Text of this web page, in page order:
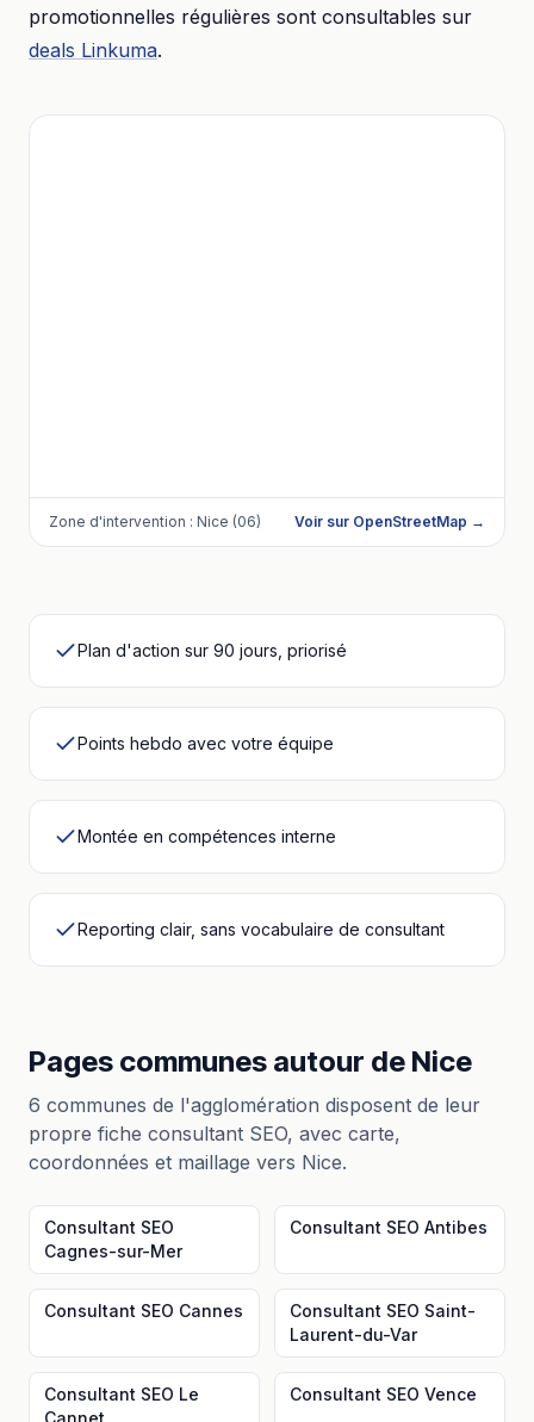
promotionnelles régulières sont consultables sur
deals Linkuma.
Zone d'intervention : Nice (06) Voir sur OpenStreetMap →
Plan d'action sur 90 jours, priorisé
Points hebdo avec votre équipe
Montée en compétences interne
Reporting clair, sans vocabulaire de consultant
Pages communes autour de Nice
6 communes de l'agglomération disposent de leur
propre fiche consultant SEO, avec carte,
coordonnées et maillage vers Nice.
Consultant SEO
Cagnes-sur-Mer
Consultant SEO Antibes
Consultant SEO Cannes Consultant SEO Saint-
Laurent-du-Var
Consultant SEO Le
Cannet
Consultant SEO Vence